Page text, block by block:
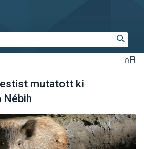
mutatott ki
Nébih